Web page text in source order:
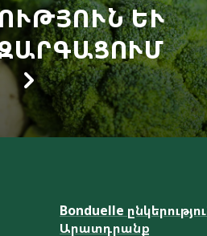
ԵՒ Կ
Bonduelle
Արատդրանք